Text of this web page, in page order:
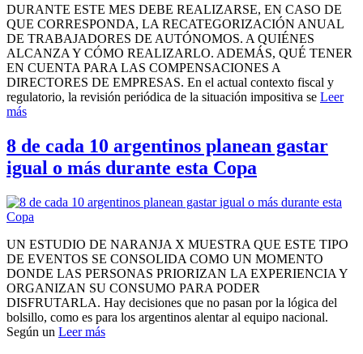
DURANTE ESTE MES DEBE REALIZARSE, EN CASO DE
QUE CORRESPONDA, LA RECATEGORIZACIÓN ANUAL
DE TRABAJADORES DE AUTÓNOMOS. A QUIÉNES
ALCANZA Y CÓMO REALIZARLO. ADEMÁS, QUÉ TENER
EN CUENTA PARA LAS COMPENSACIONES A
DIRECTORES DE EMPRESAS. En el actual contexto fiscal y
regulatorio, la revisión periódica de la situación impositiva se Leer
más
8 de cada 10 argentinos planean gastar
igual o más durante esta Copa
UN ESTUDIO DE NARANJA X MUESTRA QUE ESTE TIPO
DE EVENTOS SE CONSOLIDA COMO UN MOMENTO
DONDE LAS PERSONAS PRIORIZAN LA EXPERIENCIA Y
ORGANIZAN SU CONSUMO PARA PODER
DISFRUTARLA. Hay decisiones que no pasan por la lógica del
bolsillo, como es para los argentinos alentar al equipo nacional.
Según un Leer más